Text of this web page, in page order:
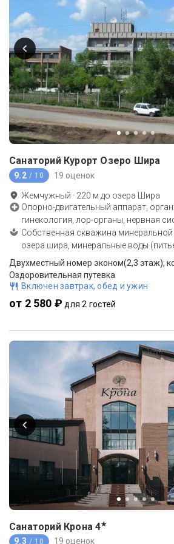
Санаторий Курорт Озеро Шира
9.2 / 10 19 оценок
Жемчужный · 220 м до озера Шира
Опорно-двигательный аппарат,
гинекология, лор-органы, нервная
Собственная скважина минеральной
озера шира, минеральные воды
Двухместный номер эконом(2,3 этаж),
Оздоровительная путевка
Включен завтрак, обед и ужин
от 2 580 ₽ для 2 гостей
Санаторий Крона 4★
9.3 / 10 19 оценок